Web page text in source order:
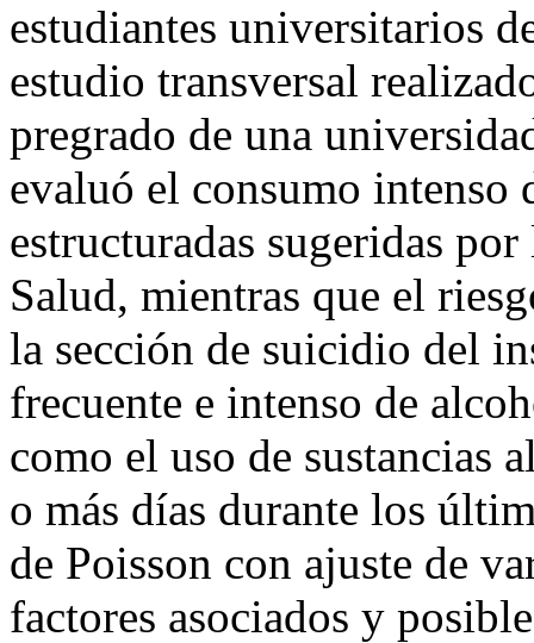
estudiantes universitarios
estudio transversal
pregrado de una
evaluó el consumo intenso
estructuradas sugeridas
Salud, mientras que el
la sección de suicidio del
frecuente e intenso de
como el uso de sustancias
o más días durante los
de Poisson con ajuste de
factores asociados y